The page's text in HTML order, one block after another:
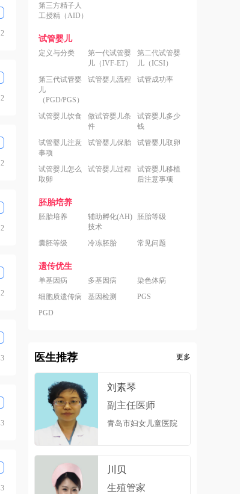
2
2
2
2
2
3
3
3
第三方精子人
工授精（AID）
试管婴儿
定义与分类
第一代试管婴
儿（IVF-ET）
第二代试管婴
儿（ICSI）
第三代试管婴
儿
（PGD/PGS）
试管婴儿流程 试管成功率
试管婴儿饮食
做试管婴儿条
件
试管婴儿多少
钱
试管婴儿注意
事项
试管婴儿保胎 试管婴儿取卵
试管婴儿怎么
取卵
试管婴儿过程
试管婴儿移植
后注意事项
胚胎培养
胚胎培养
辅助孵化(AH)
技术
胚胎等级
囊胚等级 冷冻胚胎 常见问题
遗传优生
单基因病 多基因病
染色体病
细胞质遗传病
基因检测
PGS
PGD
医生推荐 更多
刘素琴
副主任医师
青岛市妇女儿童医院
川贝
生殖管家